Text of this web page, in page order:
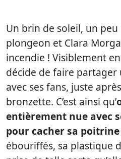
Un brin de soleil, un
plongeon et Clara
incendie ! Visiblement
décide de faire
avec ses fans, juste
bronzette. C’est ainsi qu’
entièrement nue avec
pour cacher sa poitrine
ébouriffés, sa plastique